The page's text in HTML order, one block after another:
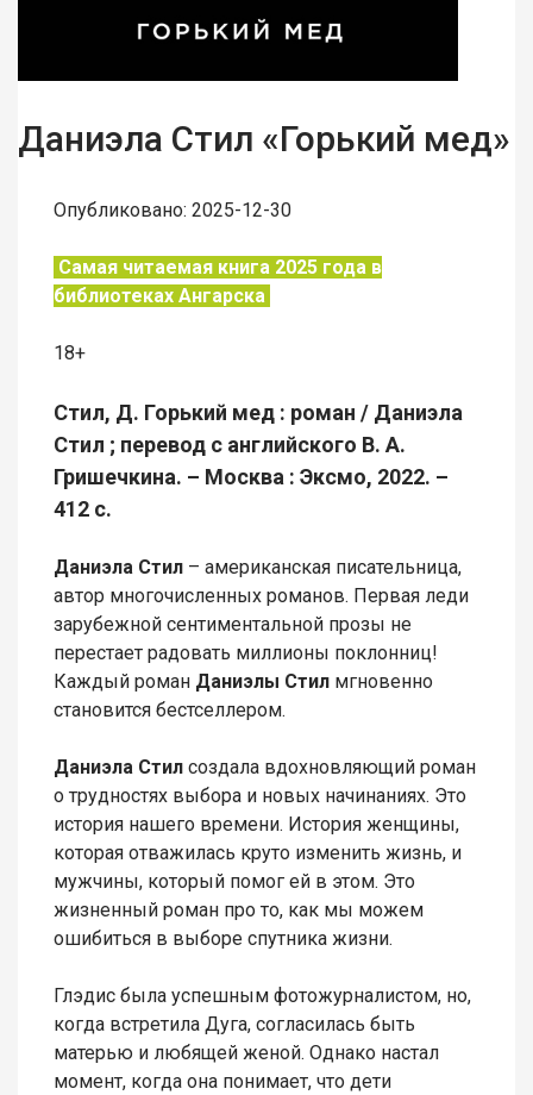
Даниэла Стил «Горький мед»
Опубликовано: 2025-12-30
Самая читаемая книга 2025 года в
библиотеках Ангарска
18+
Стил, Д. Горький мед : роман / Даниэла
Стил ; перевод с английского В. А.
Гришечкина. – Москва : Эксмо, 2022. –
412 с.
Даниэла Стил – американская писательница,
автор многочисленных романов. Первая леди
зарубежной сентиментальной прозы не
перестает радовать миллионы поклонниц!
Каждый роман Даниэлы Стил мгновенно
становится бестселлером.
Даниэла Стил создала вдохновляющий роман
о трудностях выбора и новых начинаниях. Это
история нашего времени. История женщины,
которая отважилась круто изменить жизнь, и
мужчины, который помог ей в этом. Это
жизненный роман про то, как мы можем
ошибиться в выборе спутника жизни.
Глэдис была успешным фотожурналистом, но,
когда встретила Дуга, согласилась быть
матерью и любящей женой. Однако настал
момент, когда она понимает, что дети